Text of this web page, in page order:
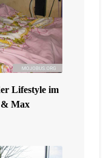
Lifestyle im
& Max